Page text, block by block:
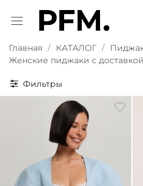
Главная КАТАЛОГ
Женские пиджаки с
Фильтры